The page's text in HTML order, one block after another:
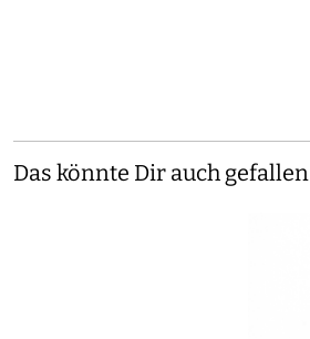
Das könnte Dir auch gefallen